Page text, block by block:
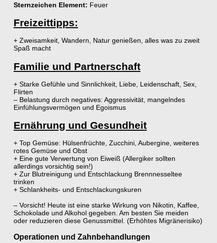
Sternzeichen Element: Feuer
Freizeittipps:
+ Zweisamkeit, Wandern, Natur genießen, alles was zu zweit
Spaß macht
Familie und Partnerschaft
+ Starke Gefühle und Sinnlichkeit, Liebe, Leidenschaft, Sex,
Flirten
– Belastung durch negatives: Aggressivität, mangelndes
Einfühlungsvermögen und Egoismus
Ernährung und Gesundheit
+ Top Gemüse: Hülsenfrüchte, Zucchini, Aubergine, weiteres
rotes Gemüse und Obst
+ Eine gute Verwertung von Eiweiß (Allergiker sollten
allerdings vorsichtig sein!)
+ Zur Blutreinigung und Entschlackung Brennnesseltee
trinken
+ Schlankheits- und Entschlackungskuren
– Vorsicht! Heute ist eine starke Wirkung von Nikotin, Kaffee,
Schokolade und Alkohol gegeben. Am besten Sie meiden
oder reduzieren diese Genussmittel. (Erhöhtes Migränerisiko)
Operationen und Zahnbehandlungen